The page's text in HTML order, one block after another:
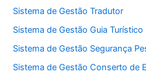
Sistema de Gestão Tradutor
Sistema de Gestão Guia Turístico
Sistema de Gestão Segurança
Sistema de Gestão Conserto de